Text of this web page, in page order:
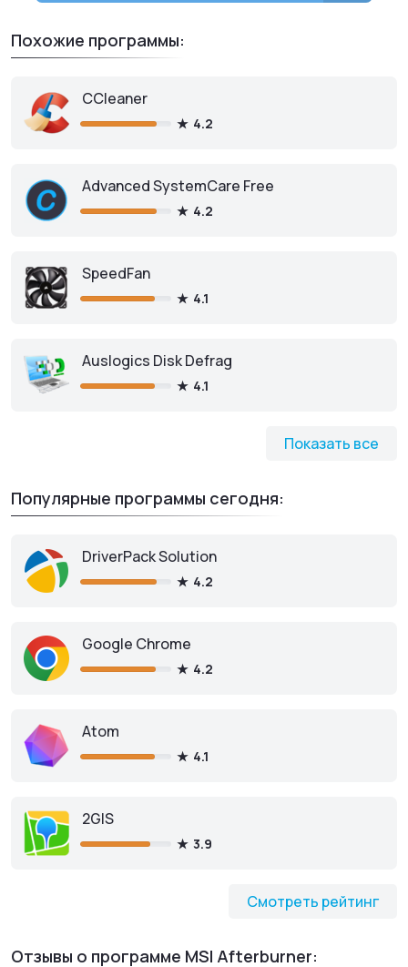
Похожие программы:
Показать все
CCleaner
4.2
Advanced SystemCare Free
4.2
SpeedFan
4.1
Auslogics Disk Defrag
4.1
Популярные программы сегодня:
Смотреть рейтинг
DriverPack Solution
4.2
Google Chrome
4.2
Atom
4.1
2GIS
3.9
Отзывы о программе MSI Afterburner: